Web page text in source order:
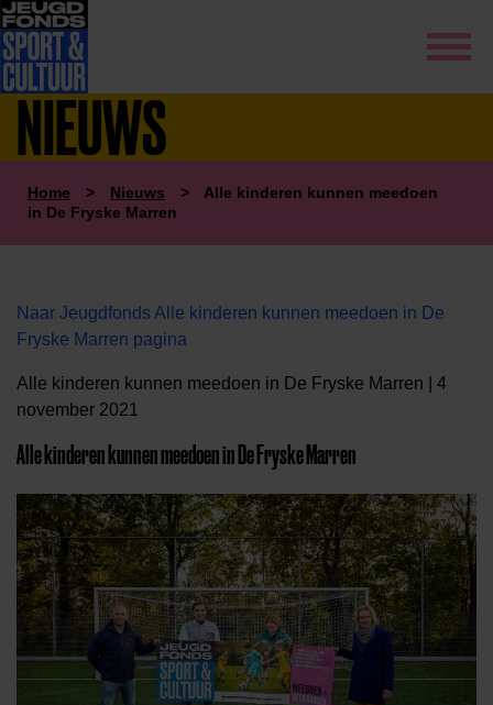
NIEUWS
Home > Nieuws >
Alle kinderen kunnen meedoen
in De Fryske Marren
Naar Jeugdfonds Alle kinderen kunnen meedoen in De
Fryske Marren pagina
Alle kinderen kunnen meedoen in De Fryske Marren | 4
november 2021
Alle kinderen kunnen meedoen in De Fryske Marren